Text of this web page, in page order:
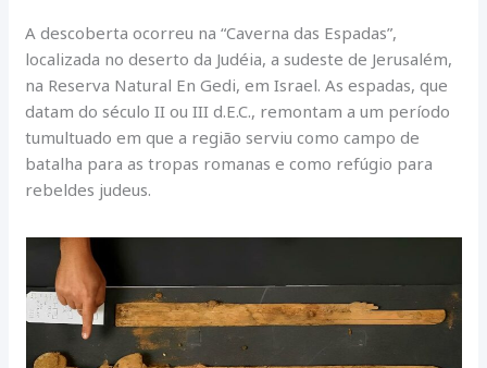
A descoberta ocorreu na “Caverna das Espadas”,
localizada no deserto da Judéia, a sudeste de Jerusalém,
na Reserva Natural En Gedi, em Israel. As espadas, que
datam do século II ou III d.E.C., remontam a um período
tumultuado em que a região serviu como campo de
batalha para as tropas romanas e como refúgio para
rebeldes judeus.